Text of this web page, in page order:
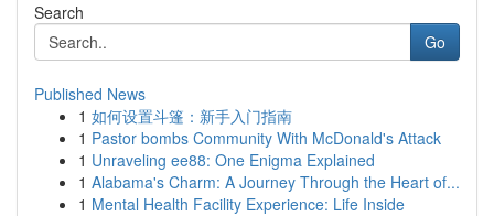
Search
Go
Published News
1 如何设置斗篷：新手入门指南
1 Pastor bombs Community With McDonald's Attack
1 Unraveling ee88: One Enigma Explained
1 Alabama's Charm: A Journey Through the Heart of...
1 Mental Health Facility Experience: Life Inside